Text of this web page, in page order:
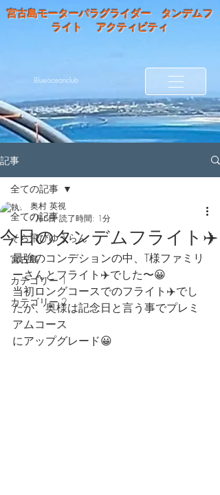
宮古島モーターパラグライダー タンデムフ
ライト アクティビティ
Blueoceanclub
記事
全ての記事
そら飛びゆうらん
宮古島
カテゴリー 1
カテゴリー 2
全ての記事
今日のタンデムフライト✈️
奥村 英視
7月5日 読了時間: 1分
最強のコンデションの中、T様ファミリ
ーさんとフライト✈️でした〜😀
当初ロングコースでのフライト✈️でし
たが、奥様は記念日と言う事でプレミ
アムコース
にアップグレード😀